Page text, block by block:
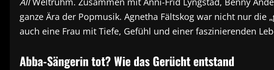
ganze Ära der Popmusik. Agnetha Fältskog war nicht nur die
auch eine Frau mit Tiefe, Gefühl und einer faszinierenden
Abba-Sängerin tot? Wie das Gerücht entstand